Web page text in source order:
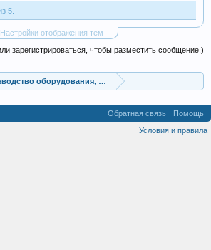
5.
Настройки отображения тем
зарегистрироваться, чтобы разместить сообщение.)
оборудования, оборудование для произв
Обратная связь
Помощь
Условия и правила